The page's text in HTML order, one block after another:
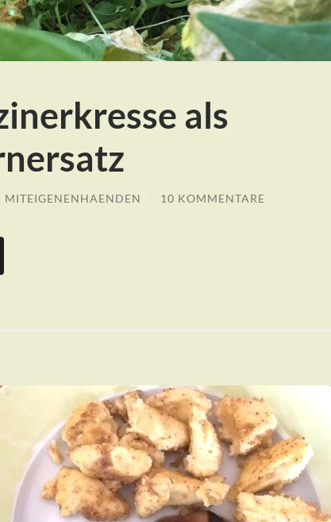
als
MITEIGENENHAENDEN 10 KOMMENTARE